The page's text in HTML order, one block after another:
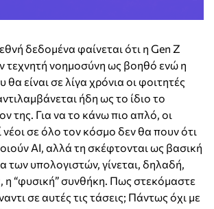
δεδομένα φαίνεται ότι η Gen Z
τεχνητή νοημοσύνη ως βοηθό ενώ η
θα είναι σε λίγα χρόνια οι φοιτητές
ήδη ως το ίδιο το
της. Για να το κάνω πιο απλό, οι
νέοι σε όλο τον κόσμο δεν θα πουν ότι
ΑΙ, αλλά τη σκέφτονται ως βασική
των υπολογιστών, γίνεται, δηλαδή,
η “φυσική” συνθήκη. Πως στεκόμαστε
σε αυτές τις τάσεις; Πάντως όχι με